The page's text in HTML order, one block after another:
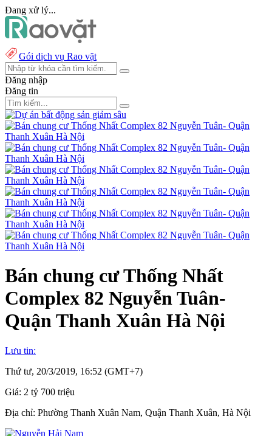
Đang xử lý...
Gói dịch vụ Rao vặt
Đăng nhập
Đăng tin
Bán chung cư Thống Nhất
Complex 82 Nguyễn Tuân-
Quận Thanh Xuân Hà Nội
Lưu tin:
Thứ tư, 20/3/2019, 16:52 (GMT+7)
Giá: 2 tỷ 700 triệu
Địa chỉ: Phường Thanh Xuân Nam, Quận Thanh Xuân, Hà Nội